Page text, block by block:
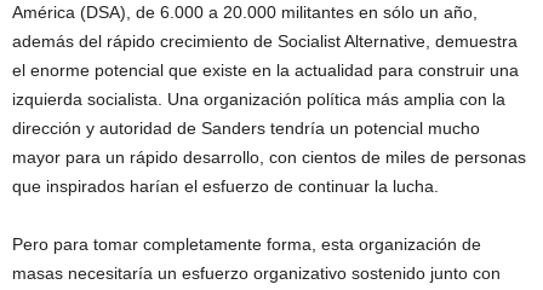
América (DSA), de 6.000 a 20.000 militantes en sólo un año,
además del rápido crecimiento de Socialist Alternative, demuestra
el enorme potencial que existe en la actualidad para construir una
izquierda socialista. Una organización política más amplia con la
dirección y autoridad de Sanders tendría un potencial mucho
mayor para un rápido desarrollo, con cientos de miles de personas
que inspirados harían el esfuerzo de continuar la lucha.
Pero para tomar completamente forma, esta organización de
masas necesitaría un esfuerzo organizativo sostenido junto con